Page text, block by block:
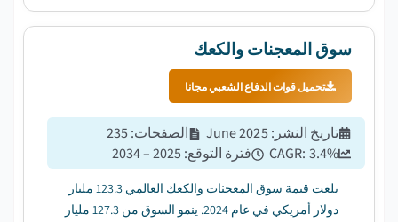
سوق المعجنات والكعك
تحميل قوات الدفاع الشعبي مجانا
تاريخ النشر :
June 2025 الصفحات:
235
CAGR: 3.4% فترة التوقع:
2025 – 2034
بلغت قيمة سوق المعجنات والكعك العالمي 123.3 مليار
دولار أمريكي في عام 2024. ينمو السوق من 127.3 مليار